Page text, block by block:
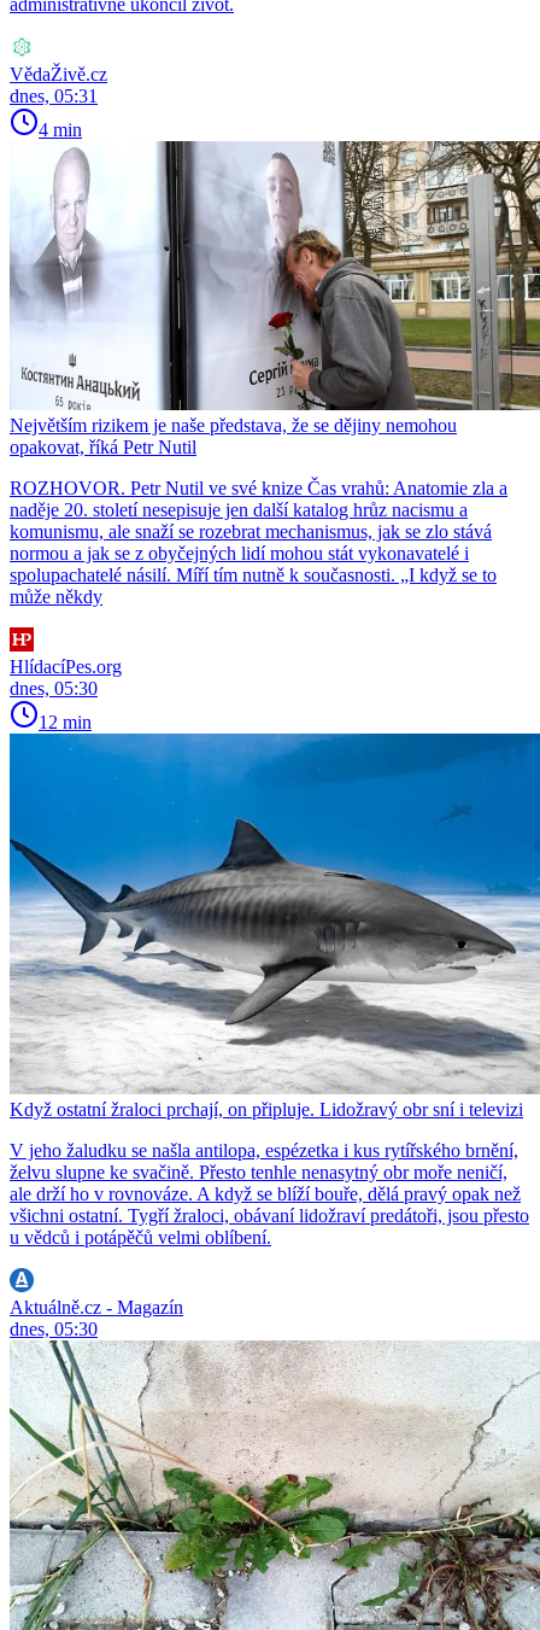
VědaŽivě.cz
dnes, 05:31
4 min
Největším rizikem je naše představa, že se dějiny nemohou
opakovat, říká Petr Nutil
ROZHOVOR. Petr Nutil ve své knize Čas vrahů: Anatomie zla a
naděje 20. století nesepisuje jen další katalog hrůz nacismu a
komunismu, ale snaží se rozebrat mechanismus, jak se zlo stává
normou a jak se z obyčejných lidí mohou stát vykonavatelé i
spolupachatelé násilí. Míří tím nutně k současnosti. „I když se to
může někdy
HlídacíPes.org
dnes, 05:30
12 min
Když ostatní žraloci prchají, on připluje. Lidožravý obr sní i televizi
V jeho žaludku se našla antilopa, espézetka i kus rytířského brnění,
želvu slupne ke svačině. Přesto tenhle nenasytný obr moře neničí,
ale drží ho v rovnováze. A když se blíží bouře, dělá pravý opak než
všichni ostatní. Tygří žraloci, obávaní lidožraví predátoři, jsou přesto
u vědců i potápěčů velmi oblíbení.
Aktuálně.cz - Magazín
dnes, 05:30